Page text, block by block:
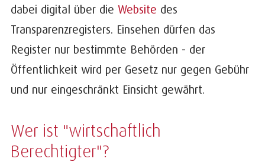
dabei digital über die Website des
Transparenzregisters. Einsehen dürfen das
Register nur bestimmte Behörden - der
Öffentlichkeit wird per Gesetz nur gegen Gebühr
und nur eingeschränkt Einsicht gewährt.
Wer ist "wirtschaftlich
Berechtigter"?